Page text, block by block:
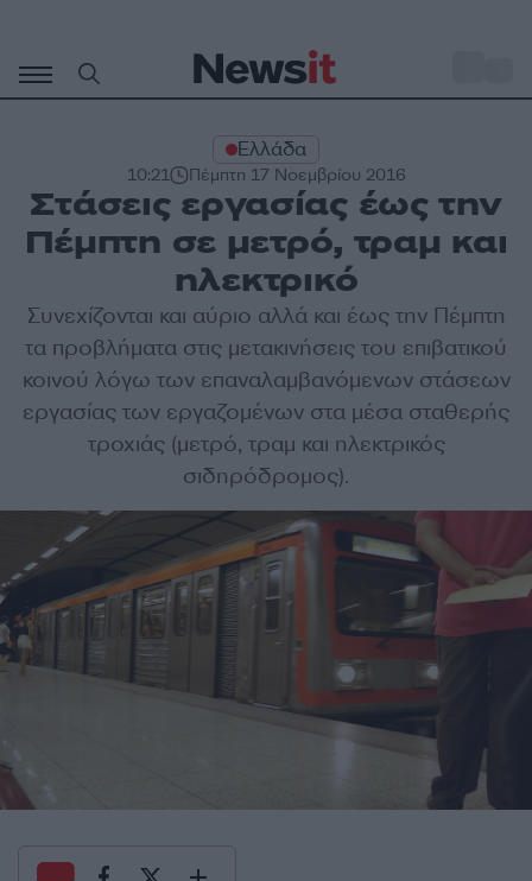
περιεχόμενο
Ελλάδα
10:21 Πέμπτη 17 Νοεμβρίου 2016
Στάσεις εργασίας έως την
Πέμπτη σε μετρό, τραμ και
ηλεκτρικό
Συνεχίζονται και αύριο αλλά και έως την Πέμπτη
τα προβλήματα στις μετακινήσεις του επιβατικού
κοινού λόγω των επαναλαμβανόμενων στάσεων
εργασίας των εργαζομένων στα μέσα σταθερής
τροχιάς (μετρό, τραμ και ηλεκτρικός
σιδηρόδρομος).